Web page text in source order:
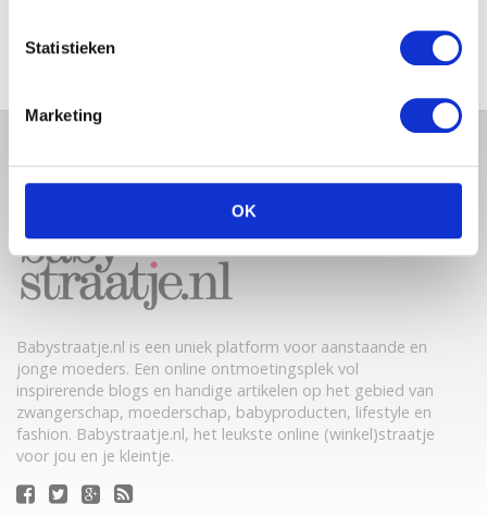
Statistieken
Marketing
OK
Babystraatje.nl is een uniek platform voor aanstaande en
jonge moeders. Een online ontmoetingsplek vol
inspirerende blogs en handige artikelen op het gebied van
zwangerschap, moederschap, babyproducten, lifestyle en
fashion. Babystraatje.nl, het leukste online (winkel)straatje
voor jou en je kleintje.